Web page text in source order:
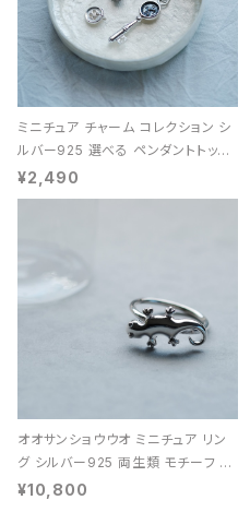
ミニチュア チャーム コレクション シ
ルバー925 選べる ペンダントトップ
レディース ユニセックス
¥2,490
オオサンショウウオ ミニチュア リン
グ シルバー925 両生類 モチーフ レ
ディース ユニセックス
¥10,800